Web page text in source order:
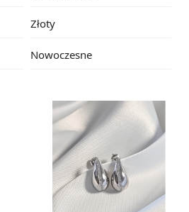
Złoty
Nowoczesne